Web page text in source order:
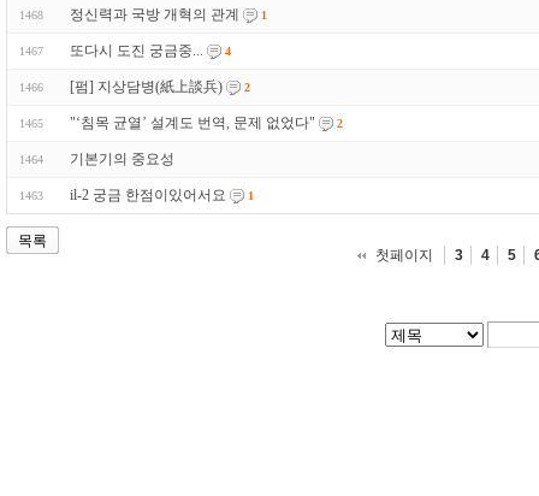
1468 정신력과 국방 개혁의 관계 1
1467 또다시 도진 궁금중... 4
1466 [펌] 지상담병(紙上談兵) 2
1465 "‘침목 균열’ 설계도 번역, 문제 없었다" 2
1464 기본기의 중요성
1463 il-2 궁금 한점이있어서요 1
목록
첫페이지
3 4 5